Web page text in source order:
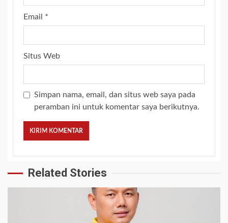
Email *
Situs Web
Simpan nama, email, dan situs web saya pada
peramban ini untuk komentar saya berikutnya.
Related Stories